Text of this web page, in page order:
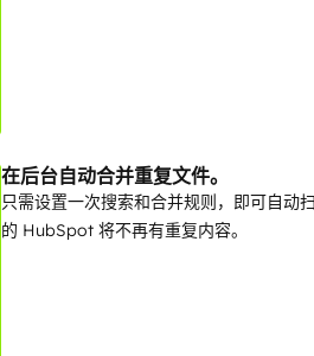
在后台自动合并重复文件。
只需设置一次搜索和合并规则，即可自动
的 HubSpot 将不再有重复内容。